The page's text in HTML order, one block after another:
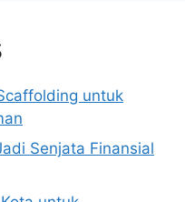
untuk
Senjata Finansial